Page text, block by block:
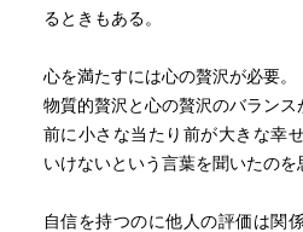
るときもある。
心を満たすには心の贅沢が必要。
物質的贅沢と心の贅沢のバランス
前に小さな当たり前が大きな幸
いけないという言葉を聞いたのを
自信を持つのに他人の評価は関